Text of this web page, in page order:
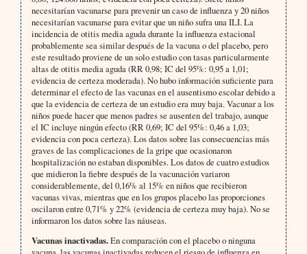
necesitarían vacunarse para prevenir un caso de influenza y 20 niños
necesitarían vacunarse para evitar que un niño sufra una ILI. La
incidencia de otitis media aguda durante la influenza estacional
probablemente sea similar después de la vacuna o del placebo, pero
este resultado proviene de un solo estudio con tasas particularmente
altas de otitis media aguda (RR 0,98; IC del 95%: 0,95 a 1,01;
evidencia de certeza moderada). No hubo información suficiente para
determinar el efecto de las vacunas en el ausentismo escolar debido a
que la evidencia de certeza de un estudio era muy baja. Vacunar a los
niños puede hacer que menos padres se ausenten del trabajo, aunque
el IC incluye ningún efecto (RR 0,69; IC del 95%: 0,46 a 1,03;
evidencia con poca certeza). Los datos sobre las consecuencias más
graves de las complicaciones de la gripe que ocasionaron
hospitalización no estaban disponibles. Los datos de cuatro estudios
que midieron la fiebre después de la vacunación variaron
considerablemente, del 0,16% al 15% en niños que recibieron
vacunas vivas, mientras que en los grupos placebo las proporciones
oscilaron entre 0,71% y 22% (evidencia de certeza muy baja). No se
informaron los datos sobre las náuseas.
Vacunas inactivadas.En comparación con el placebo o ninguna